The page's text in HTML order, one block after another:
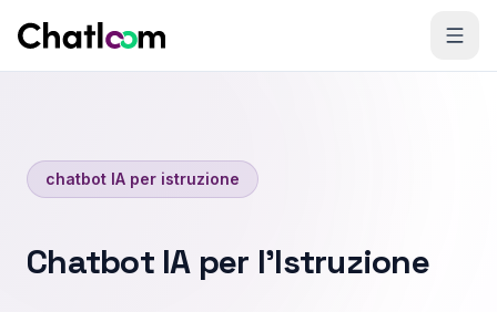
chatbot IA per istruzione
Chatbot IA per l'Istruzione